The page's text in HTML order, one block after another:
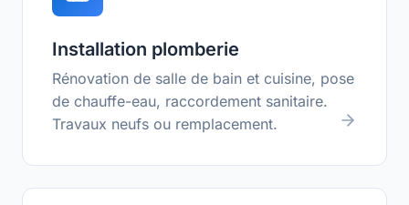
Installation plomberie
Rénovation de salle de bain et cuisine, pose
de chauffe-eau, raccordement sanitaire.
Travaux neufs ou remplacement.